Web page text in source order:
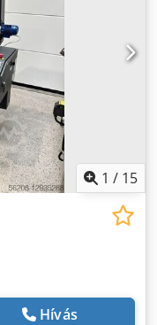
1 / 15
Hívás